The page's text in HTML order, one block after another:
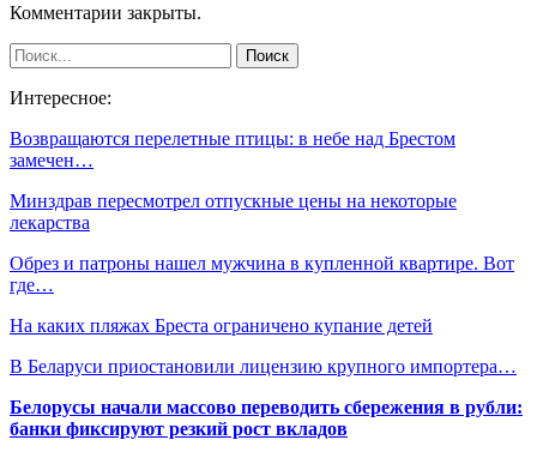
Комментарии закрыты.
Интересное:
Возвращаются перелетные птицы: в небе над Брестом
замечен…
Минздрав пересмотрел отпускные цены на некоторые
лекарства
Обрез и патроны нашел мужчина в купленной квартире. Вот
где…
На каких пляжах Бреста ограничено купание детей
В Беларуси приостановили лицензию крупного импортера…
Белорусы начали массово переводить сбережения в рубли:
банки фиксируют резкий рост вкладов